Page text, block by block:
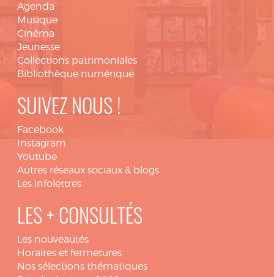
Agenda
Musique
Cinéma
Jeunesse
Collections patrimoniales
Bibliothèque numérique
SUIVEZ NOUS !
Facebook
Instagram
Youtube
Autres réseaux sociaux & blogs
Les infolettres
LES + CONSULTÉS
Les nouveautés
Horaires et fermetures
Nos sélections thématiques